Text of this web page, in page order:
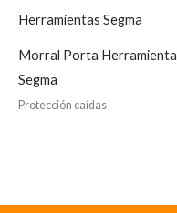
Morral Porta
Segma
Protección caídas